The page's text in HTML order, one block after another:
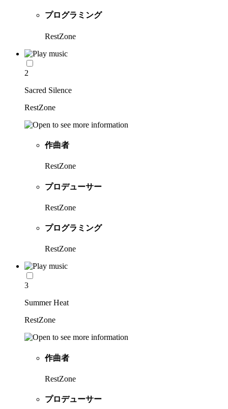
プログラミング
RestZone
2
Sacred Silence
RestZone
作曲者
RestZone
プロデューサー
RestZone
プログラミング
RestZone
3
Summer Heat
RestZone
作曲者
RestZone
プロデューサー